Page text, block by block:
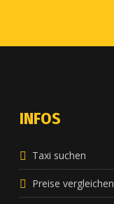
INFOS
Taxi suchen
Preise vergleichen